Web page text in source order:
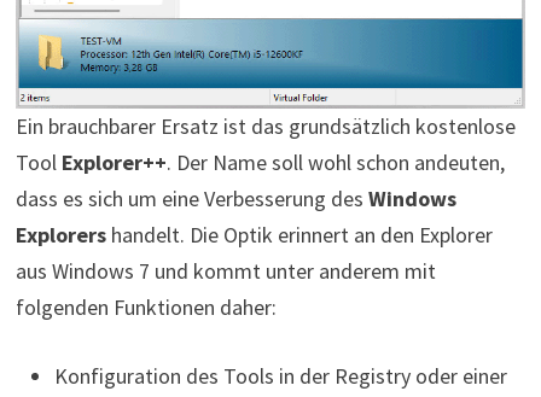
Ein brauchbarer Ersatz ist das grundsätzlich kostenlose
Tool Explorer++. Der Name soll wohl schon andeuten,
dass es sich um eine Verbesserung des Windows
Explorershandelt. Die Optik erinnert an den Explorer
aus Windows 7 und kommt unter anderem mit
folgenden Funktionen daher:
Konfiguration des Tools in der Registry oder einer